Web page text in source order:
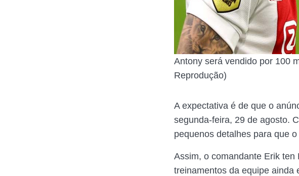
Antony será vendido por 100
Reprodução)
A expectativa é de que o
segunda-feira, 29 de agosto.
pequenos detalhes para que
Assim, o comandante Erik
treinamentos da equipe ainda